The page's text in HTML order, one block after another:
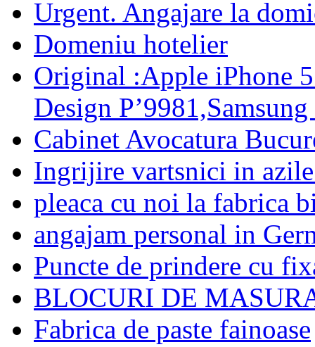
Urgent. Angajare la
Domeniu hotelier
Original :Apple iPhone
Design
Cabinet Avocatura
Ingrijire vartsnici in
pleaca cu noi la fabrica
angajam personal in
Puncte de prindere cu
BLOCURI DE
Fabrica de paste fainoase